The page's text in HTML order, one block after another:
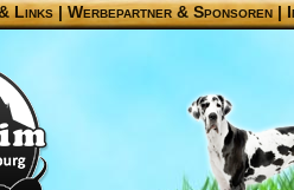
Links|Werbepartner & Sponsoren|